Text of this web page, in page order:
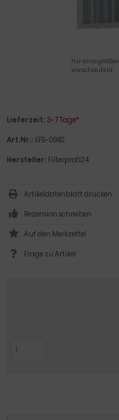
Für eine
Vorschaubild
Lieferzeit: 3-7 Tage*
Art.Nr.: EFS-0982
Hersteller: Filterprofi24
Artikeldatenblatt drucken
Rezension schreiben
Frage zu Artikel